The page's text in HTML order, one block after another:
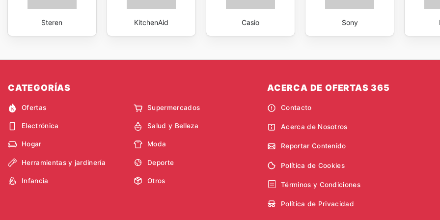
Steren KitchenAid Casio Sony
CATEGORÍAS
Ofertas Supermercados
Electrónica Salud y Belleza
Hogar Moda
Herramientas y jardinería Deporte
Infancia Otros
ACERCA DE OFERTAS 365
Contacto
Acerca de Nosotros
Reportar Contenido
Política de Cookies
Términos y Condiciones
Política de Privacidad